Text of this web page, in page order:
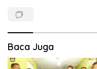
Baca Juga